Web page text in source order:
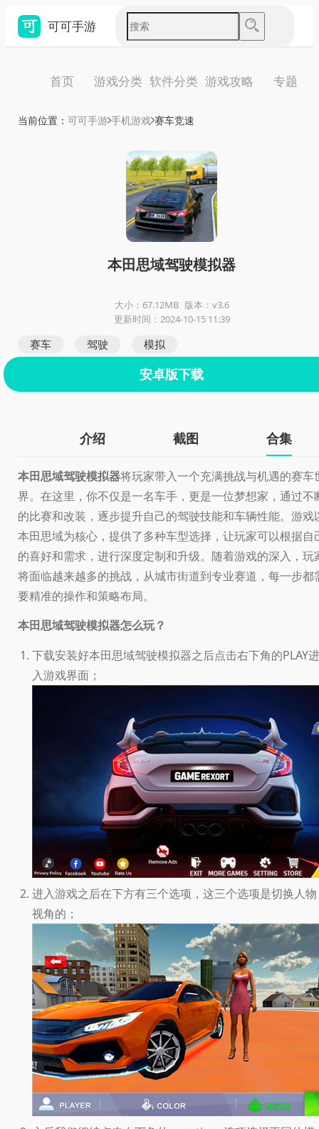
可可手游
首页 游戏分类 软件分类 游戏攻略 专题
当前位置： 可可手游 手机游戏 赛车竞速
本田思域驾驶模拟器
大小：67.12MB 版本：v3.6
更新时间：2024-10-15 11:39
赛车 驾驶 模拟
安卓版下载
介绍 截图 合集
本田思域驾驶模拟器将玩家带入一个充满挑战与机遇的赛车
界。在这里，你不仅是一名车手，更是一位梦想家，通过不
的比赛和改装，逐步提升自己的驾驶技能和车辆性能。游戏
本田思域为核心，提供了多种车型选择，让玩家可以根据自
的喜好和需求，进行深度定制和升级。随着游戏的深入，玩
将面临越来越多的挑战，从城市街道到专业赛道，每一步都
要精准的操作和策略布局。
本田思域驾驶模拟器怎么玩？
下载安装好本田思域驾驶模拟器之后点击右下角的PLAY进
入游戏界面；
进入游戏之后在下方有三个选项，这三个选项是切换人物
视角的；